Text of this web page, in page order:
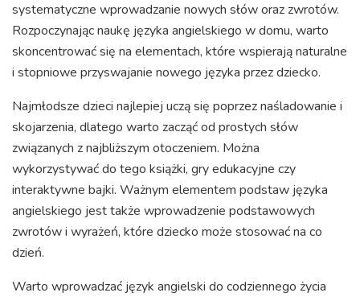
systematyczne wprowadzanie nowych słów oraz zwrotów.
Rozpoczynając naukę języka angielskiego w domu, warto
skoncentrować się na elementach, które wspierają naturalne
i stopniowe przyswajanie nowego języka przez dziecko.
Najmłodsze dzieci najlepiej uczą się poprzez naśladowanie i
skojarzenia, dlatego warto zacząć od prostych słów
związanych z najbliższym otoczeniem. Można
wykorzystywać do tego książki, gry edukacyjne czy
interaktywne bajki. Ważnym elementem podstaw języka
angielskiego jest także wprowadzenie podstawowych
zwrotów i wyrażeń, które dziecko może stosować na co
dzień.
Warto wprowadzać język angielski do codziennego życia